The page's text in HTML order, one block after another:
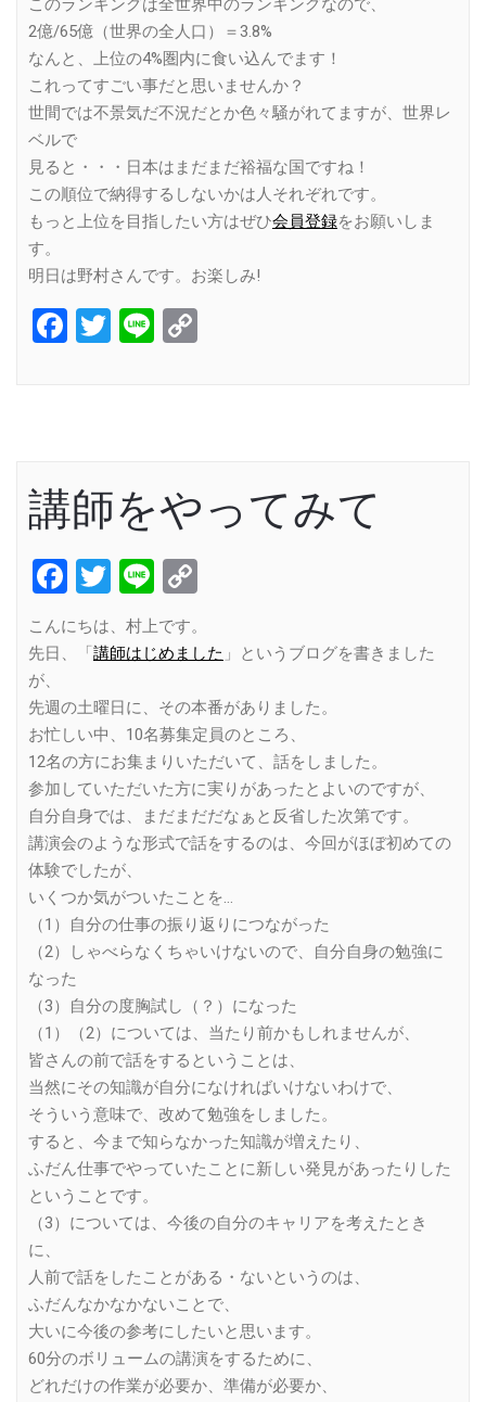
このランキングは全世界中のランキングなので、
2億/65億（世界の全人口）＝3.8%
なんと、上位の4%圏内に食い込んでます！
これってすごい事だと思いませんか？
世間では不景気だ不況だとか色々騒がれてますが、世界レ
ベルで
見ると・・・日本はまだまだ裕福な国ですね！
この順位で納得するしないかは人それぞれです。
もっと上位を目指したい方はぜひ会員登録をお願いしま
す。
明日は野村さんです。お楽しみ!
Facebook
Twitter
Line
講師をやってみて
Facebook
Twitter
Line
こんにちは、村上です。
先日、「講師はじめました 」というブログを書きました
が、
先週の土曜日に、その本番がありました。
お忙しい中、10名募集定員のところ、
12名の方にお集まりいただいて、話をしました。
参加していただいた方に実りがあったとよいのですが、
自分自身では、まだまだだなぁと反省した次第です。
講演会のような形式で話をするのは、今回がほぼ初めての
体験でしたが、
いくつか気がついたことを…
（1）自分の仕事の振り返りにつながった
（2）しゃべらなくちゃいけないので、自分自身の勉強に
なった
（3）自分の度胸試し（？）になった
（1）（2）については、当たり前かもしれませんが、
皆さんの前で話をするということは、
当然にその知識が自分になければいけないわけで、
そういう意味で、改めて勉強をしました。
すると、今まで知らなかった知識が増えたり、
ふだん仕事でやっていたことに新しい発見があったりした
ということです。
（3）については、今後の自分のキャリアを考えたとき
に、
人前で話をしたことがある・ないというのは、
ふだんなかなかないことで、
大いに今後の参考にしたいと思います。
60分のボリュームの講演をするために、
どれだけの作業が必要か、準備が必要か、